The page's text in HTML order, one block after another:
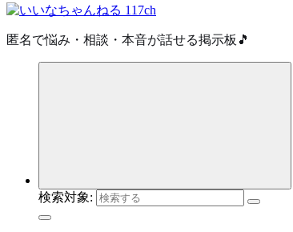
匿名で悩み・相談・本音が話せる掲示板🎵
検索対象: